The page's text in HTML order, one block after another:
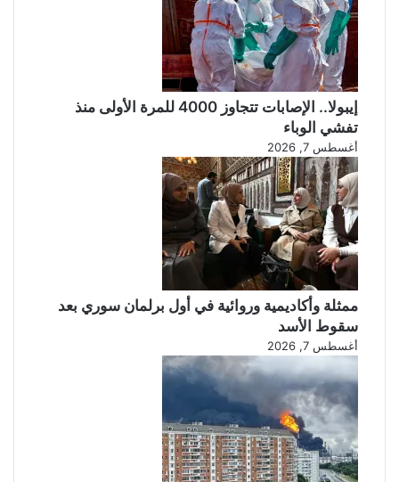
ر
و
س
!
إيبولا.. الإصابات تتجاوز 4000 للمرة الأولى منذ
تفشي الوباء
أغسطس 7, 2026
ممثلة وأكاديمية وروائية في أول برلمان سوري بعد
سقوط الأسد
أغسطس 7, 2026